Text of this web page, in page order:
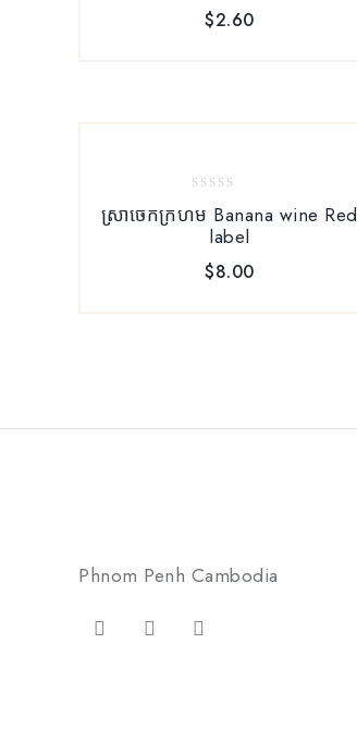
$2.60
out
ស្រាចេកក្រហម Banana wine Red
label
$8.00
Phnom Penh Cambodia